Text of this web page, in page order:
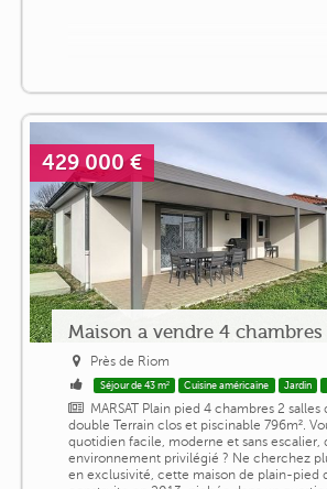
429 000 €
Maison a vendre 4 chambres
Près de Riom
Séjour de 43 m² Cuisine américaine Jardin
MARSAT Plain pied 4 chambres 2 salles
double Terrain clos et piscinable 796m².
quotidien facile, moderne et sans escalier,
environnement privilégié ? Ne cherchez
en exclusivité, cette maison de plain-pied